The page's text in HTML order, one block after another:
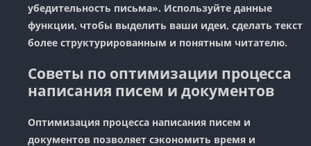
убедительность письма». Используйте данные
функции, чтобы выделить ваши идеи, сделать текст
более структурированным и понятным читателю.
Советы по оптимизации процесса
написания писем и документов
Оптимизация процесса написания писем и
документов позволяет сэкономить время и